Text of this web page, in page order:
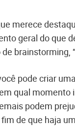
merece
geral do que
brainstorming,
pode criar
qual momento
podem
de que haja